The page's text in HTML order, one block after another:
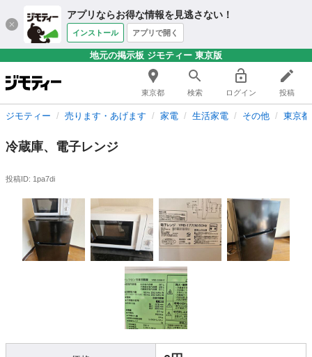
アプリならお得な情報を見逃さない！
インストール アプリで開く
地元の掲示板 ジモティー 東京版
東京都 検索 ログイン 投稿
ジモティー 売ります・あげます 家電 生活家電 その他 東京
冷蔵庫、電子レンジ
投稿ID: 1pa7di